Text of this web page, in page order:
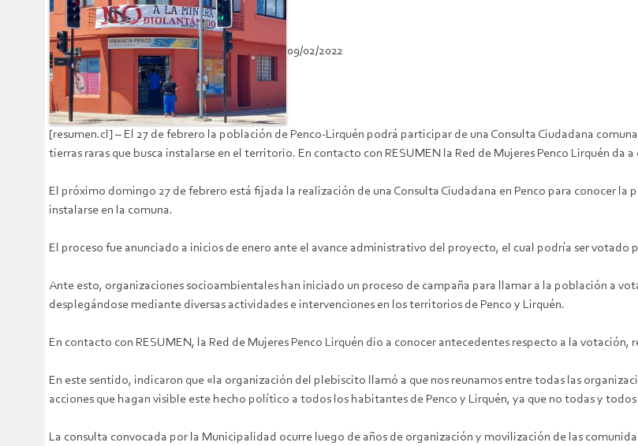
09/02/2022
[resumen.cl] – El 27 de febrero la población de Penco-Lirquén podrá participar de una Consulta Ciudadana
tierras raras que busca instalarse en el territorio. En contacto con RESUMEN la Red de Mujeres Penco Lirquén da
El próximo domingo 27 de febrero está fijada la realización de una Consulta Ciudadana en Penco para conocer
instalarse en la comuna.
El proceso fue anunciado a inicios de enero ante el avance administrativo del proyecto, el cual podría ser votado
Ante esto, organizaciones socioambientales han iniciado un proceso de campaña para llamar a la población a
desplegándose mediante diversas actividades e intervenciones en los territorios de Penco y Lirquén.
En contacto con RESUMEN, la Red de Mujeres Penco Lirquén dio a conocer antecedentes respecto a la
En este sentido, indicaron que «la organización del plebiscito llamó a que nos reunamos entre todas las
acciones que hagan visible este hecho político a todos los habitantes de Penco y Lirquén, ya que no todas y
La consulta convocada por la Municipalidad ocurre luego de años de organización y movilización de las